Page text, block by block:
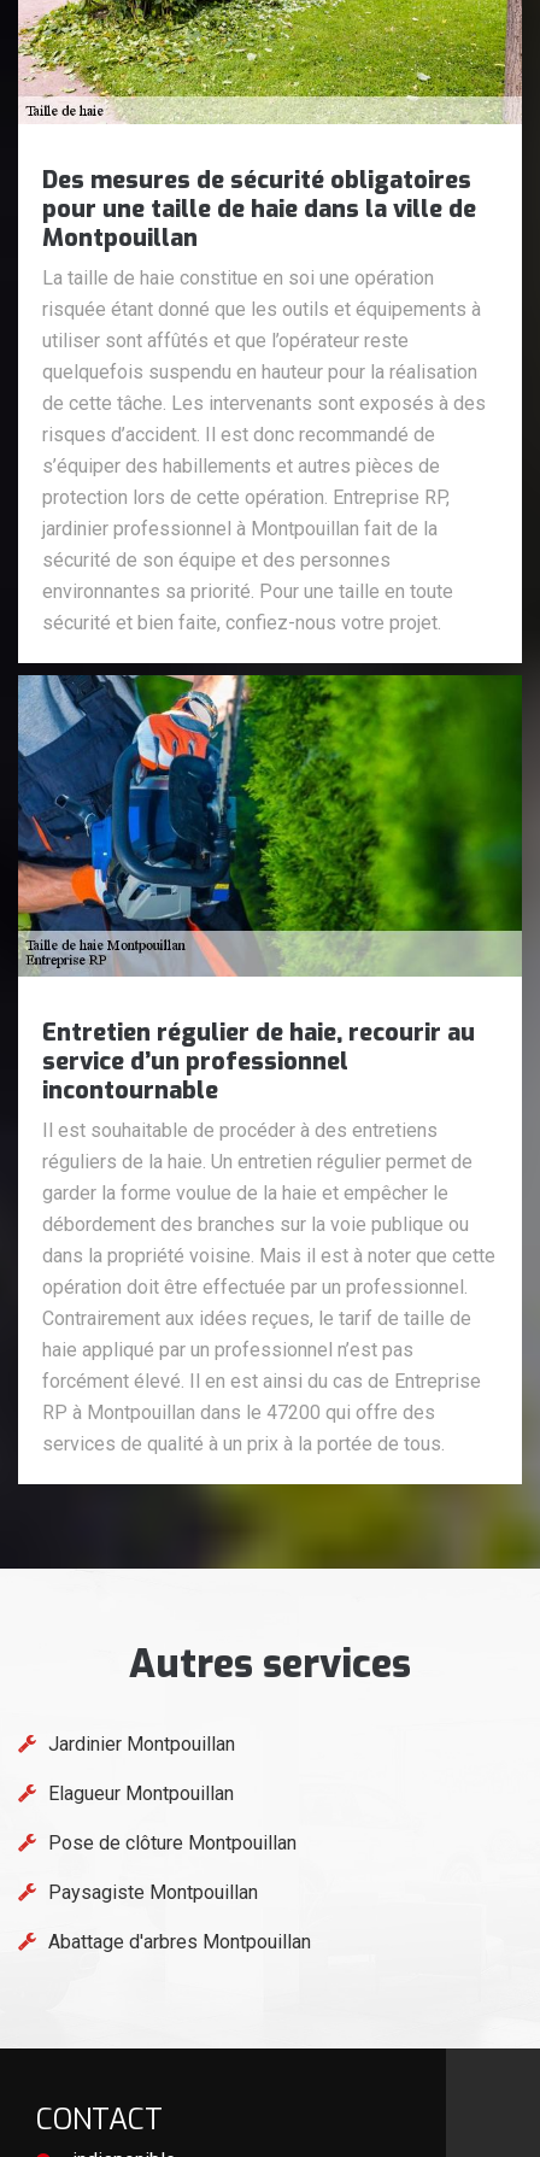
Des mesures de sécurité obligatoires
pour une taille de haie dans la ville de
Montpouillan
La taille de haie constitue en soi une opération
risquée étant donné que les outils et équipements à
utiliser sont affûtés et que l’opérateur reste
quelquefois suspendu en hauteur pour la réalisation
de cette tâche. Les intervenants sont exposés à des
risques d’accident. Il est donc recommandé de
s’équiper des habillements et autres pièces de
protection lors de cette opération. Entreprise RP,
jardinier professionnel à Montpouillan fait de la
sécurité de son équipe et des personnes
environnantes sa priorité. Pour une taille en toute
sécurité et bien faite, confiez-nous votre projet.
Entretien régulier de haie, recourir au
service d’un professionnel
incontournable
Il est souhaitable de procéder à des entretiens
réguliers de la haie. Un entretien régulier permet de
garder la forme voulue de la haie et empêcher le
débordement des branches sur la voie publique ou
dans la propriété voisine. Mais il est à noter que cette
opération doit être effectuée par un professionnel.
Contrairement aux idées reçues, le tarif de taille de
haie appliqué par un professionnel n’est pas
forcément élevé. Il en est ainsi du cas de Entreprise
RP à Montpouillan dans le 47200 qui offre des
services de qualité à un prix à la portée de tous.
Autres services
Jardinier Montpouillan
Elagueur Montpouillan
Pose de clôture Montpouillan
Paysagiste Montpouillan
Abattage d'arbres Montpouillan
CONTACT